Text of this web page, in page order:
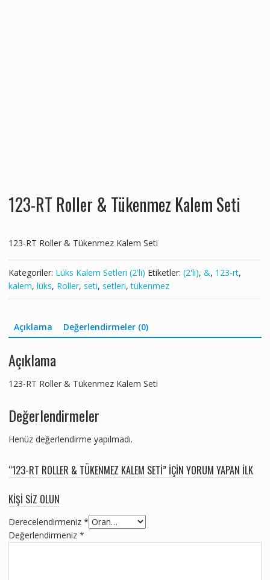
123-RT Roller & Tükenmez Kalem Seti
123-RT Roller & Tükenmez Kalem Seti
Kategoriler: Lüks Kalem Setleri (2'li) Etiketler: (2'li), &, 123-rt,
kalem, lüks, Roller, seti, setleri,tükenmez
Açıklama Değerlendirmeler (0)
Açıklama
123-RT Roller & Tükenmez Kalem Seti
Değerlendirmeler
Henüz değerlendirme yapılmadı.
“123-RT ROLLER & TÜKENMEZ KALEM SETI” IÇIN YORUM YAPAN ILK
KIŞI SIZ OLUN
Derecelendirmeniz *
Değerlendirmeniz *